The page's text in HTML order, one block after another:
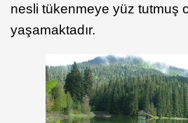
nesli tükenmeye yüz tutmuş
yaşamaktadır.